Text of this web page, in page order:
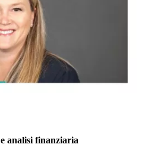
analisi finanziaria